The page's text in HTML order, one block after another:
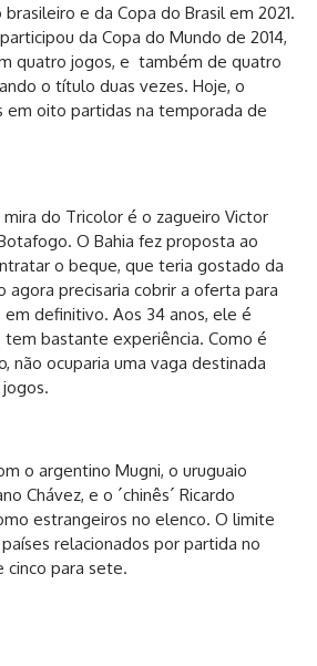
e da Copa do Brasil em 2021.
da Copa do Mundo de 2014,
quatro jogos, e também de quatro
o título duas vezes. Hoje, o
em oito partidas na temporada de
do Tricolor é o zagueiro Victor
O Bahia fez proposta ao
o beque, que teria gostado da
agora precisaria cobrir a oferta para
definitivo. Aos 34 anos, ele é
bastante experiência. Como é
não ocuparia uma vaga destinada
o argentino Mugni, o uruguaio
Chávez, e o ´chinês´ Ricardo
estrangeiros no elenco. O limite
relacionados por partida no
cinco para sete.